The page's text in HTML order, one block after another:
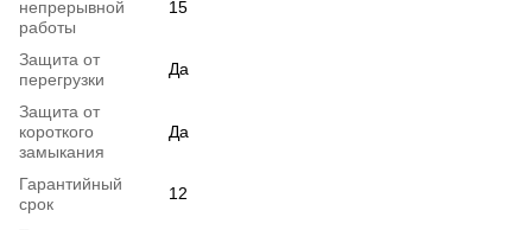
непрерывной
работы
15
Защита от
перегрузки
Да
Защита от
короткого
замыкания
Да
Гарантийный
срок
12